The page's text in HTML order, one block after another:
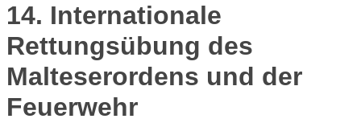
14. Internationale
Rettungsübung des
Malteserordens und der
Feuerwehr